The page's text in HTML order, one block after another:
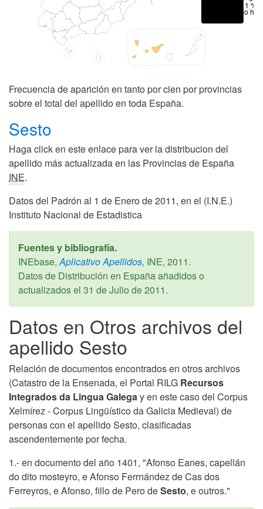
< 1 %
No hay
Frecuencia de aparición en tanto por cien por provincias
sobre el total del apellido en toda España.
Sesto
Haga click en este enlace para ver la distribucion del
apellido más actualizada en las Provincias de España
INE.
Datos del Padrón al 1 de Enero de 2011, en el (I.N.E.)
Instituto Nacional de Estadistica
Fuentes y bibliografía.
INEbase, Aplicativo Apellidos, INE, 2011.
Datos de Distribución en España añadidos o
actualizados el 31 de Julio de 2011.
Datos en Otros archivos del
apellido Sesto
Relación de documentos encontrados en otros archivos
(Catastro de la Ensenada, el Portal RILG Recursos
Integrados da Lingua Galega y en este caso del Corpus
Xelmírez - Corpus Lingüístico da Galicia Medieval) de
personas con el apellido Sesto, clasificadas
ascendentemente por fecha.
1.- en documento del año 1401, "Afonso Eanes, capellán
do dito mosteyro, e Afonso Ferrnández de Cas dos
Ferreyros, e Afonso, fillo de Pero deSesto, e outros."